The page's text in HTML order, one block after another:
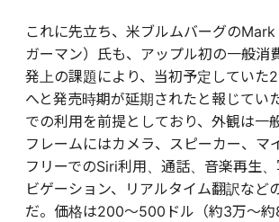
これに先立ち、米ブルムバーグの
ガーマン）氏も、アップル初の一般消
発上の課題により、当初予定していた
へと発売時期が延期されたと報じてい
での利用を前提としており、外観は一
フレームにはカメラ、スピーカー、マ
フリーでのSiri利用、通話、音楽再生
ビゲーション、リアルタイム翻訳など
だ。価格は200〜500ドル（約3万〜